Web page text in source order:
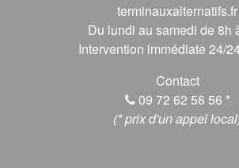
terminauxalternatifs.fr
Du lundi au samedi de 8h
Intervention immédiate 24/
Contact
09 72 62 56 56 *
(* prix d'un appel